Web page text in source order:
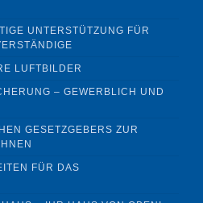
UNTERSTÜTZUNG FÜR
LUFTBILDER
– GEWERBLICH UND
GESETZGEBERS ZUR
FÜR DAS